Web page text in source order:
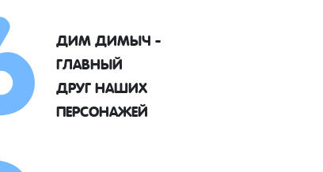
ДИМ ДИМЫЧ -
ГЛАВНЫЙ
ДРУГ НАШИХ
ПЕРСОНАЖЕЙ